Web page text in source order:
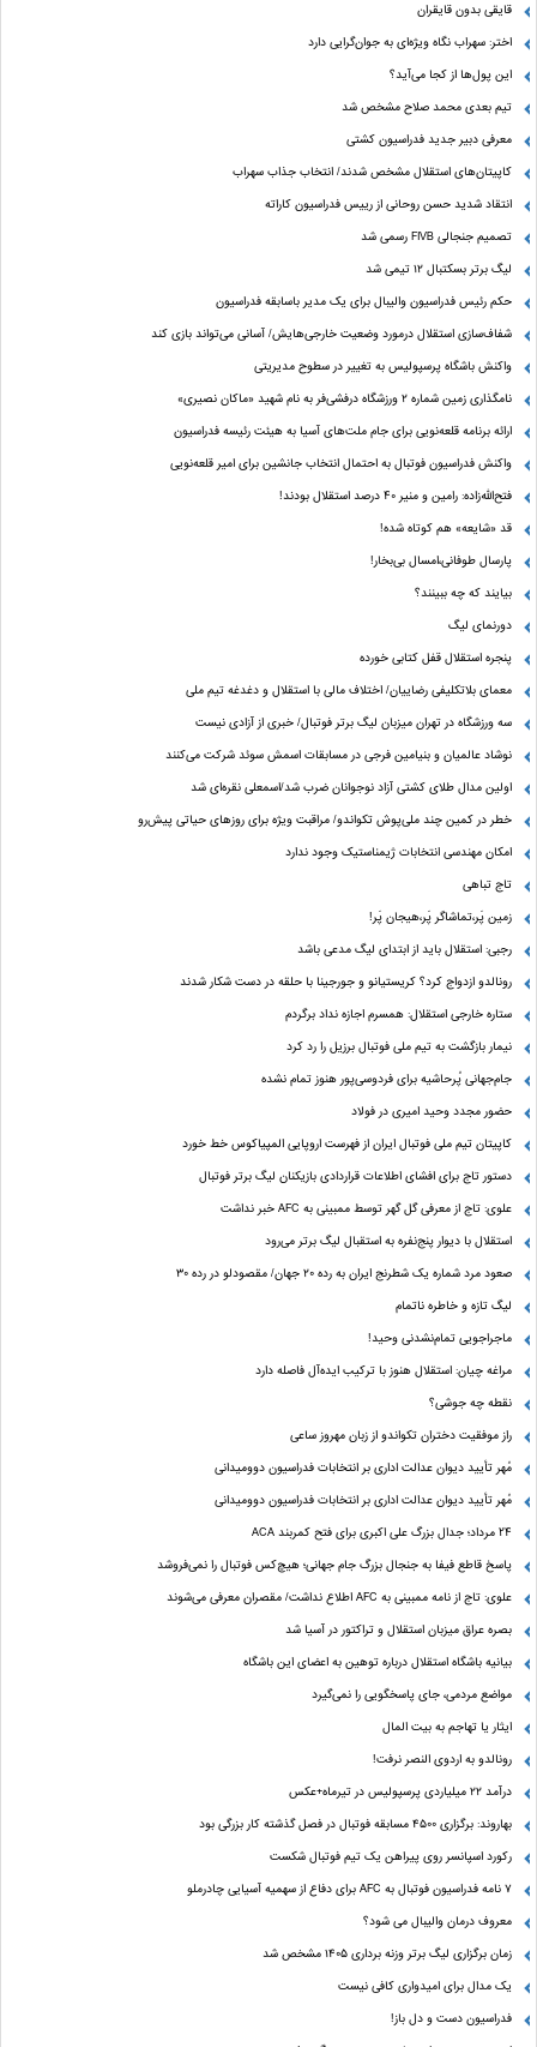
قایقی بدون قایقران
اختر: سهراب نگاه ویژه‌ای به جوان‌گرایی دارد
این پول‌ها از کجا می‌آید؟
تیم بعدی محمد صلاح مشخص شد
معرفی دبیر جدید فدراسیون کشتی
کاپیتان‌های استقلال مشخص شدند/ انتخاب جذاب سهراب
انتقاد شدید حسن روحانی از رییس فدراسیون کاراته
تصمیم جنجالی FIVB رسمی شد
لیگ برتر بسکتبال ۱۲ تیمی شد
حکم رئیس فدراسیون والیبال برای یک مدیر باسابقه فدراسیون
شفاف‌سازی استقلال درمورد وضعیت خارجی‌هایش/ آسانی می‌تواند بازی کند
واکنش باشگاه پرسپولیس به تغییر در سطوح مدیریتی
نامگذاری زمین شماره ۲ ورزشگاه درفشی‌فر به نام شهید «ماکان نصیری»
ارائه برنامه‌ قلعه‌نویی برای جام ملت‌های آسیا به هیئت رئیسه فدراسیون
واکنش فدراسیون فوتبال به احتمال انتخاب جانشین برای امیر قلعه‌نویی
فتح‌الله‌زاده: رامین و منیر 40 درصد استقلال بودند!
قد «شایعه» هم کوتاه شده!
پارسال طوفانی،امسال بی‌بخار!
بیایند که چه ببینند؟
دورنمای لیگ
پنجره‌ استقلال قفل کتابی خورده
معمای بلاتکلیفی رضاییان/ اختلاف مالی با استقلال و دغدغه تیم ملی
سه ورزشگاه در تهران میزبان لیگ برتر فوتبال/ خبری از آزادی نیست
نوشاد عالمیان و بنیامین فرجی در مسابقات اسمش سوئد شرکت می‌کنند
اولین مدال طلای کشتی آزاد نوجوانان ضرب شد/اسمعلی نقره‌ای شد
خطر در کمین چند ملی‌پوش تکواندو/ مراقبت ویژه برای روزهای حیاتی پیش‌رو
امکان مهندسی انتخابات ژیمناستیک وجود ندارد
تاج تباهی
زمین پَر،تماشاگر پَر،هیجان پَر!
رجبی: استقلال باید از ابتدای لیگ مدعی باشد
رونالدو ازدواج کرد؟ کریستیانو و جورجینا با حلقه در دست شکار شدند
ستاره خارجی استقلال: همسرم اجازه نداد برگردم
نیمار بازگشت به تیم ملی فوتبال برزیل را رد کرد
جام‌جهانی پُرحاشیه برای فردوسی‌پور هنوز تمام نشده
حضور مجدد وحید امیری در فولاد
کاپیتان تیم ملی فوتبال ایران از فهرست اروپایی المپیاکوس خط خورد
دستور تاج برای افشای اطلاعات قراردادی بازیکنان لیگ برتر فوتبال
علوی: تاج از معرفی گل گهر توسط ممبینی به AFC خبر نداشت
استقلال با دیوار پنج‌نفره به استقبال لیگ برتر می‌رود
صعود مرد شماره یک شطرنج ایران به رده ۲۰ جهان/ مقصودلو در رده ۳۰
لیگ تازه و خاطره ناتمام
ماجراجویی تمام‌نشدنی وحید!
مراغه چیان: استقلال هنوز با ترکیب ایده‌آل فاصله دارد
نقطه چه جوشی؟
راز موفقیت دختران تکواندو از زبان مهروز ساعی
مُهر تأیید دیوان عدالت اداری بر انتخابات فدراسیون دوومیدانی
مُهر تأیید دیوان عدالت اداری بر انتخابات فدراسیون دوومیدانی
24 مرداد؛ جدال بزرگ علی‌ اکبری برای فتح کمربند ACA
پاسخ قاطع فیفا به جنجال بزرگ جام جهانی؛ هیچ‌کس فوتبال را نمی‌فروشد
علوی: تاج از نامه ممبینی به AFC اطلاع نداشت/ مقصران معرفی می‌شوند
بصره عراق میزبان استقلال و تراکتور در آسیا شد
بیانیه باشگاه استقلال درباره توهین به اعضای این باشگاه
مواضع مردمی، جای پاسخگویی را نمی‌گیرد
ایثار یا تهاجم به بیت المال
رونالدو به اردوی النصر نرفت!
درآمد ۲۲ میلیاردی پرسپولیس در تیرماه+عکس
بهاروند: برگزاری ۴۵۰۰ مسابقه فوتبال در فصل گذشته کار بزرگی بود
رکورد اسپانسر روی پیراهن یک تیم فوتبال شکست
۷ نامه فدراسیون فوتبال به AFC برای دفاع از سهمیه آسیایی چادرملو
معروف درمان والیبال می شود؟
زمان برگزاری لیگ برتر وزنه برداری ۱۴۰۵ مشخص شد
یک مدال برای امیدواری کافی نیست
فدراسیون دست‌ و دل باز!